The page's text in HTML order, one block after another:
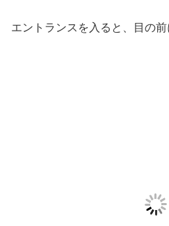
エントランスを入ると、目の前